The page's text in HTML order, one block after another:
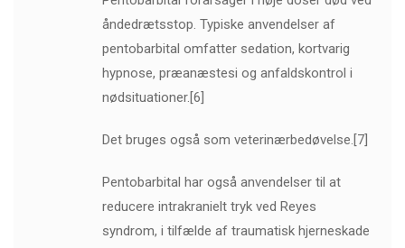
åndedrætsstop. Typiske anvendelser af
pentobarbital omfatter sedation, kortvarig
hypnose, præanæstesi og anfaldskontrol i
nødsituationer.[6]
Det bruges også som veterinærbedøvelse.[7]
Pentobarbital har også anvendelser til at
reducere intrakranielt tryk ved Reyes
syndrom, i tilfælde af traumatisk hjerneskade